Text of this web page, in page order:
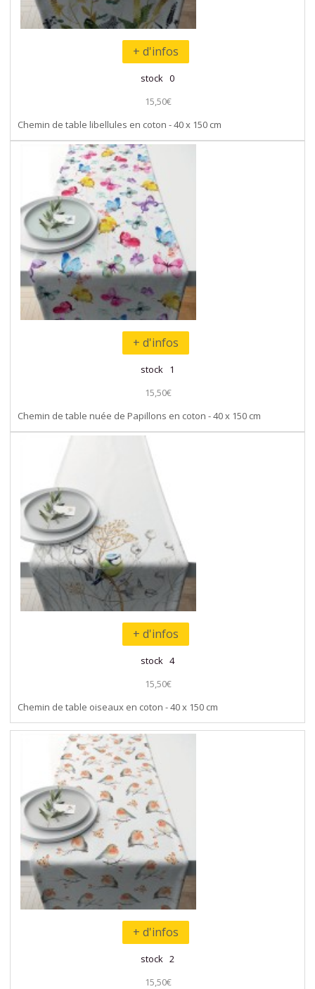
+ d'infos
stock 0
15,50€
Chemin de table libellules en coton - 40 x 150 cm
+ d'infos
stock 1
15,50€
Chemin de table nuée de Papillons en coton - 40 x 150 cm
+ d'infos
stock 4
15,50€
Chemin de table oiseaux en coton - 40 x 150 cm
+ d'infos
stock 2
15,50€